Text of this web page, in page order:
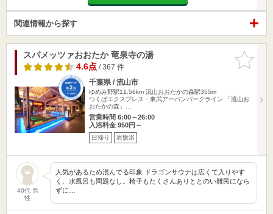
関連情報から探す
お気に入
りに追加
スパメッツァおおたか 竜泉寺の湯
4.6点/ 367 件
千葉県 / 流山市
ゆめみ野駅11.56km 流山おおたかの森駅355m
つくばエクスプレス・東武アーバンパークライン 「流山お
おたかの森」…
営業時間 6:00～26:00
入浴料金 950円～
日帰り 岩盤浴
40代 男
性
人気があるため混んでる印象 ドラゴンサウナは広くて入りやす
く、水風呂も問題なし。椅子もたくさんありととのい難民になら
ずに…